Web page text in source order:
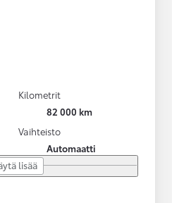
Kilometrit
82 000 km
Vaihteisto
Automaatti
lisää